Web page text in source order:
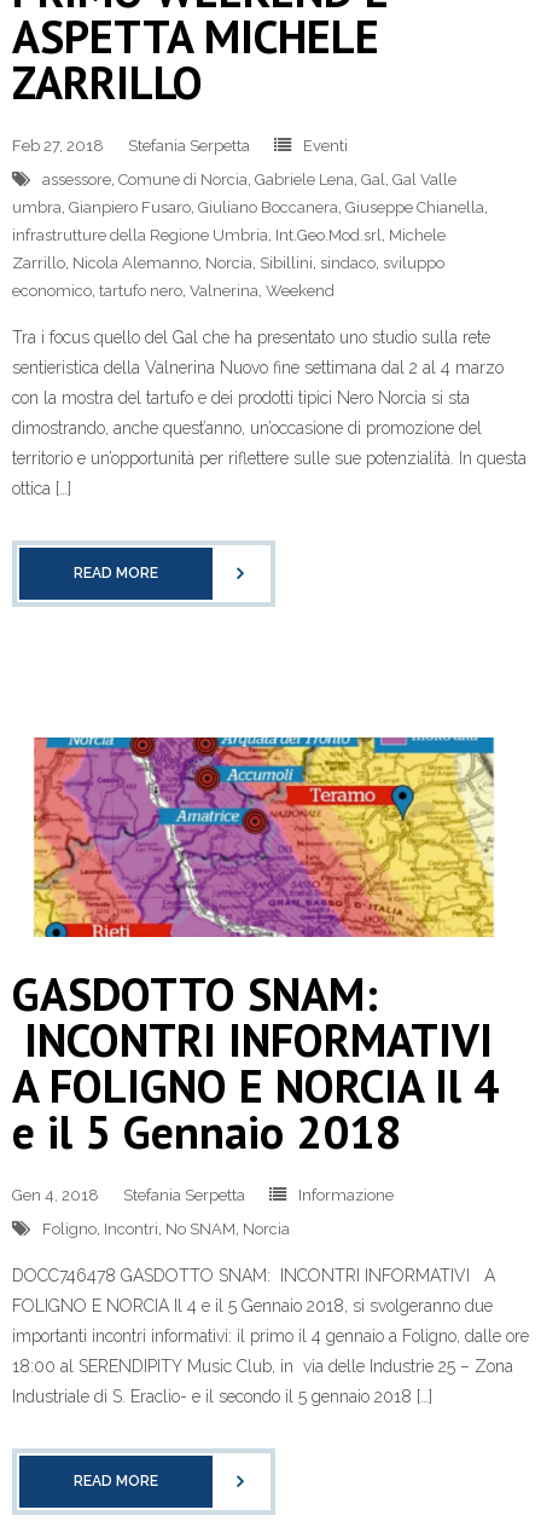
ASPETTA MICHELE
ZARRILLO
Feb 27, 2018 Stefania Serpetta
Eventi
assessore, Comune di Norcia, Gabriele Lena, Gal, Gal Valle
umbra, Gianpiero Fusaro, Giuliano Boccanera, Giuseppe Chianella,
infrastrutture della Regione Umbria, Int.Geo.Mod.srl, Michele
Zarrillo, Nicola Alemanno, Norcia, Sibillini, sindaco, sviluppo
economico, tartufo nero, Valnerina, Weekend
Tra i focus quello del Gal che ha presentato uno studio sulla rete
sentieristica della Valnerina Nuovo fine settimana dal 2 al 4 marzo
con la mostra del tartufo e dei prodotti tipici Nero Norcia si sta
dimostrando, anche quest’anno, un’occasione di promozione del
territorio e un’opportunità per riflettere sulle sue potenzialità. In questa
ottica […]
READ MORE
GASDOTTO SNAM:
INCONTRI INFORMATIVI
A FOLIGNO E NORCIA Il 4
e il 5 Gennaio 2018
Gen 4, 2018 Stefania Serpetta
Informazione
Foligno Incontri No SNAM Norcia
DOCC746478 GASDOTTO SNAM: INCONTRI INFORMATIVI A
FOLIGNO E NORCIA Il 4 e il 5 Gennaio 2018, si svolgeranno due
importanti incontri informativi: il primo il 4 gennaio a Foligno, dalle ore
18:00 al SERENDIPITY Music Club, in via delle Industrie 25 – Zona
Industriale di S. Eraclio- e il secondo il 5 gennaio 2018 […]
READ MORE